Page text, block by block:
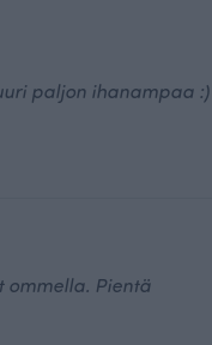
paljon ihanampaa :)
ommella. Pientä